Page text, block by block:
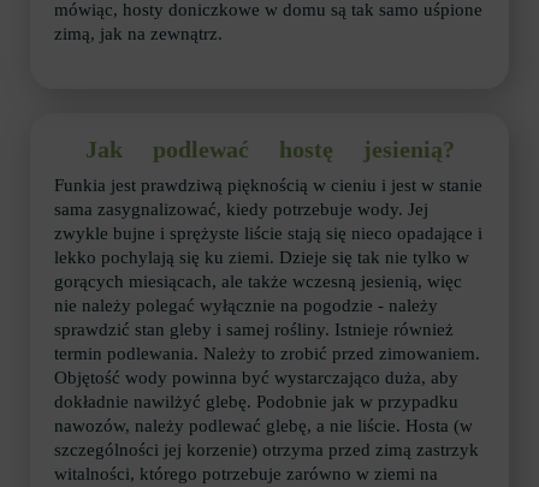
mówiąc, hosty doniczkowe w domu są tak samo uśpione
zimą, jak na zewnątrz.
Jak podlewać hostę jesienią?
Funkia jest prawdziwą pięknością w cieniu i jest w stanie
sama zasygnalizować, kiedy potrzebuje wody. Jej
zwykle bujne i sprężyste liście stają się nieco opadające i
lekko pochylają się ku ziemi. Dzieje się tak nie tylko w
gorących miesiącach, ale także wczesną jesienią, więc
nie należy polegać wyłącznie na pogodzie - należy
sprawdzić stan gleby i samej rośliny. Istnieje również
termin podlewania. Należy to zrobić przed zimowaniem.
Objętość wody powinna być wystarczająco duża, aby
dokładnie nawilżyć glebę. Podobnie jak w przypadku
nawozów, należy podlewać glebę, a nie liście. Hosta (w
szczególności jej korzenie) otrzyma przed zimą zastrzyk
witalności, którego potrzebuje zarówno w ziemi na